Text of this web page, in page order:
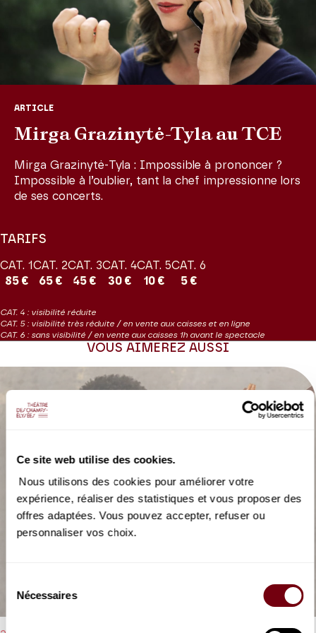
Ce site web utilise des cookies.
Nous utilisons des cookies pour améliorer votre
expérience, réaliser des statistiques et vous proposer des
offres adaptées. Vous pouvez accepter, refuser ou
personnaliser vos choix.
consentement
Nécessaires
avec Clara Wieck et la naissance de sa première fille et dans un
tout autre esprit, Schumann compose sa Première symphonie. Le
genre de la symphonique intimidait le jeune musicien, confronté
comme tant de ses contemporains à l’ombre gigantesque de
Beethoven. Si l’on considère souvent cette Première symphonie
n’en dégage pas moins une certaine forme de plénitude et de
belle maîtrise.
ARTICLE
Mirga Grazinytė-Tyla au TCE
Mirga Grazinytė-Tyla : Impossible à prononcer ?
Impossible à l’oublier, tant la chef impressionne lors
de ses concerts.
TARIFS
CAT. 1
85 €
CAT. 2
65 €
CAT. 3
45 €
CAT. 4
30 €
CAT. 5
10 €
CAT. 6
5 €
CAT. 4 : visibilité réduite
CAT. 5 : visibilité très réduite / en vente aux caisses et en ligne
CAT. 6 : sans visibilité / en vente aux caisses 1h avant le spectacle
VOUS AIMEREZ AUSSI